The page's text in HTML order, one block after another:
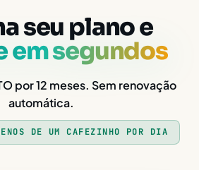
seu plano e
em segundos
por 12 meses. Sem renovação
automática.
DE UM CAFEZINHO POR DIA